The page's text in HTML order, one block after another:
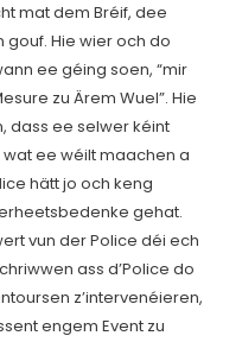
mat dem Bréif, dee
Hie wier och do
ee géing soen, “mir
zu Ärem Wuel”. Hie
dass ee selwer kéint
ee wéilt maachen a
hätt jo och keng
gehat.
vun der Police déi ech
ass d’Police do
z’intervenéieren,
engem Event zu